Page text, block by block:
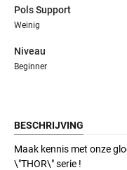
Pols Support
Weinig
Niveau
Beginner
BESCHRIJVING
Maak kennis met onze
\"THOR\"serie !